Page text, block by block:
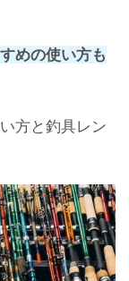
めの使い方も
方と釣具レン